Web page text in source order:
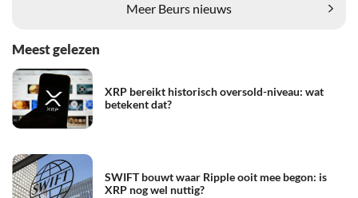
Meer Beurs nieuws
Meest gelezen
XRP bereikt historisch oversold-niveau: wat
betekent dat?
SWIFT bouwt waar Ripple ooit mee begon: is
XRP nog wel nuttig?